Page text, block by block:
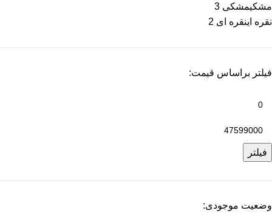
مشکیمشکی 3
نقره اینقره ای 2
فیلتر براساس قیمت:
فیلتر
وضعیت موجودی: